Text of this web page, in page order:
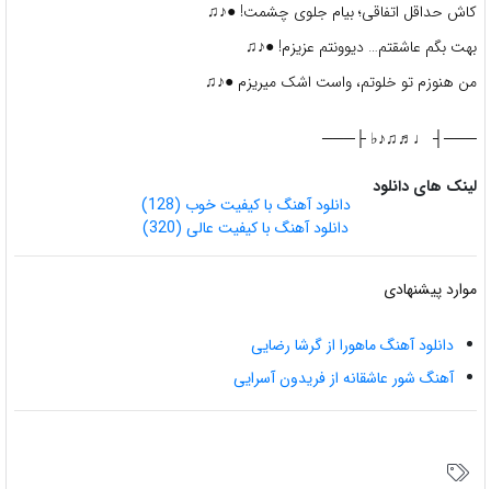
کاش حداقل اتفاقی؛ بیام جلوی چشمت! ●♪♫
بهت بگم عاشقتم… دیوونتم عزیزم! ●♪♫
من هنوزم تو خلوتم، واست اشک میریزم ●♪♫
───┤ ♩♬♫♪♭ ├───
لینک های دانلود
دانلود آهنگ با کیفیت خوب (128)
دانلود آهنگ با کیفیت عالی (320)
موارد پیشنهادی
دانلود آهنگ ماهورا از گرشا رضایی
آهنگ شور عاشقانه از فریدون آسرایی